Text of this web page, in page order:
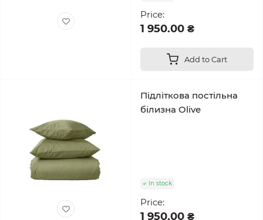
Price:
1 950.00 ₴
Add to Cart
Підліткова постільна
білизна Olive
In stock
Price:
1 950.00 ₴